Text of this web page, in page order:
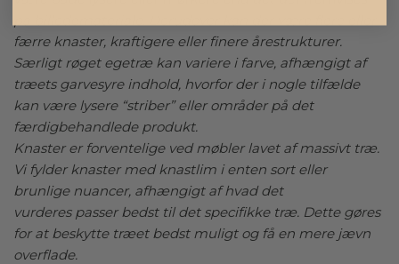
færre knaster, kraftigere eller finere årestrukturer.
Særligt røget egetræ kan variere i farve, afhængigt af
træets garvesyre indhold, hvorfor der i nogle tilfælde
kan være lysere “striber” eller områder på det
færdigbehandlede produkt.
Knaster er forventelige ved møbler lavet af massivt træ.
Vi fylder knaster med knastlim i enten sort eller
brunlige nuancer, afhængigt af hvad det
vurderes passer bedst til det specifikke træ. Dette gøres
for at beskytte træet bedst muligt og få en mere jævn
overflade.